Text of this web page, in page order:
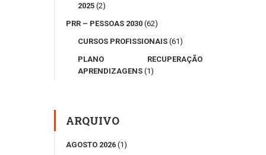
2025 (2)
PRR – PESSOAS 2030 (62)
CURSOS PROFISSIONAIS (61)
PLANO RECUPERAÇÃO
APRENDIZAGENS (1)
ARQUIVO
AGOSTO 2026 (1)